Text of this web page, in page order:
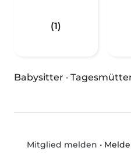
(1)
Babysitter ·
Mitglied melden •